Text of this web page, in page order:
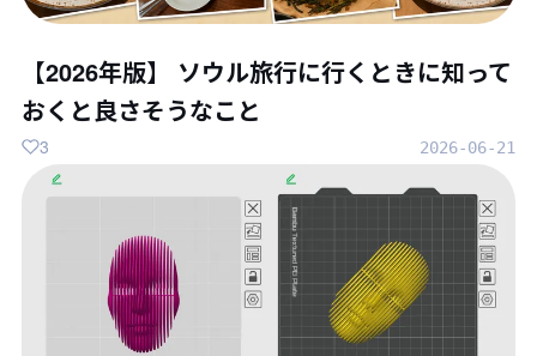
【2026年版】 ソウル旅行に行くときに知って
おくと良さそうなこと
2026-06-21
3